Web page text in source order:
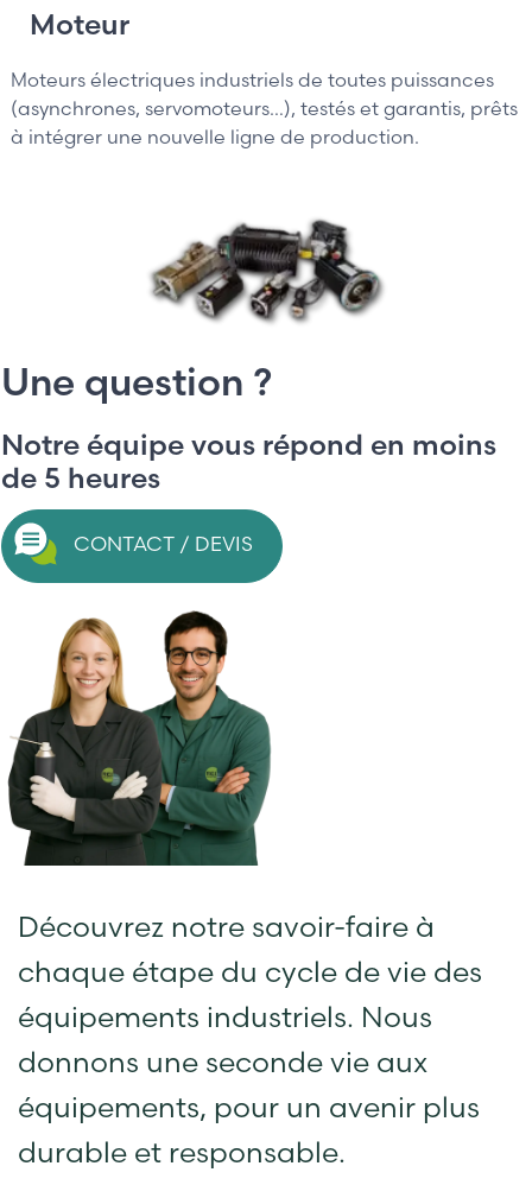
Moteur
Moteurs électriques industriels de toutes puissances
(asynchrones, servomoteurs…), testés et garantis, prêts
à intégrer une nouvelle ligne de production.
Une question ?
Notre équipe vous répond en moins
de 5 heures
CONTACT / DEVIS
Découvrez notre savoir-faire à
chaque étape du cycle de vie des
équipements industriels. Nous
donnons une seconde vie aux
équipements, pour un avenir plus
durable et responsable.